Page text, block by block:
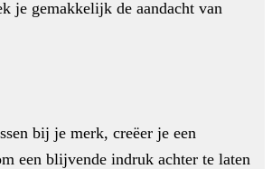
je gemakkelijk de aandacht van
bij je merk, creëer je een
een blijvende indruk achter te laten